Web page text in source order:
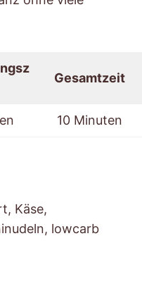
Gesamtzeit
10 Minuten
Käse,
lowcarb